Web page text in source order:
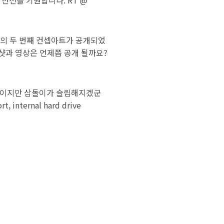
두 번째 컨셉아트가 공개되었
과 영상은 언제쯤 공개 될까요?
지만 삼돌이가 슬림해지겠군
internal hard drive